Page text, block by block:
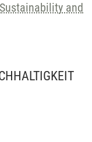
Sustainability and